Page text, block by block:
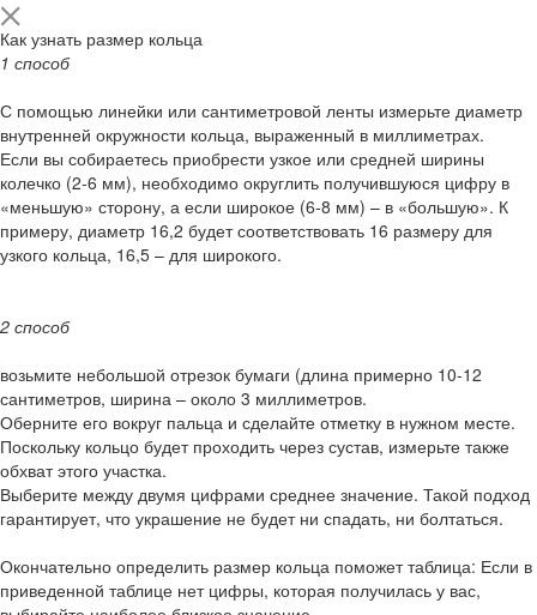
Как узнать размер кольца
1 способ
С помощью линейки или сантиметровой ленты измерьте диаметр
внутренней окружности кольца, выраженный в миллиметрах.
Если вы собираетесь приобрести узкое или средней ширины
колечко (2-6 мм), необходимо округлить получившуюся цифру в
«меньшую» сторону, а если широкое (6-8 мм) – в «большую». К
примеру, диаметр 16,2 будет соответствовать 16 размеру для
узкого кольца, 16,5 – для широкого.
2 способ
возьмите небольшой отрезок бумаги (длина примерно 10-12
сантиметров, ширина – около 3 миллиметров.
Оберните его вокруг пальца и сделайте отметку в нужном месте.
Поскольку кольцо будет проходить через сустав, измерьте также
обхват этого участка.
Выберите между двумя цифрами среднее значение. Такой подход
гарантирует, что украшение не будет ни спадать, ни болтаться.
Окончательно определить размер кольца поможет таблица: Если в
приведенной таблице нет цифры, которая получилась у вас,